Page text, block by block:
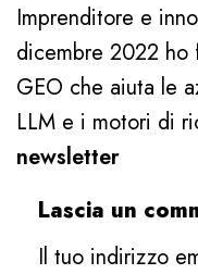
Imprenditore e
dicembre 2022 ho
GEO che aiuta le
LLM e i motori di
newsletter
Lascia un
Il tuo indirizzo